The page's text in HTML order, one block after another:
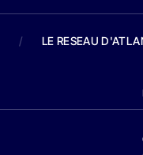
/ LE RESEAU